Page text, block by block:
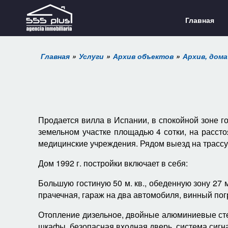
Главная
Главная Услуги Архив объектов Архив,
Продается вилла в Испании, в спокойной зоне
земельном участке площадью 4 сотки, на
медицинские учреждения. Рядом выезд на
Дом 1992 г. постройки включает в себя:
Большую гостиную 50 м. кв., обеденную зону 27
прачечная, гараж на два автомобиля, винный
Отопление дизельное,двойные алюминиевые